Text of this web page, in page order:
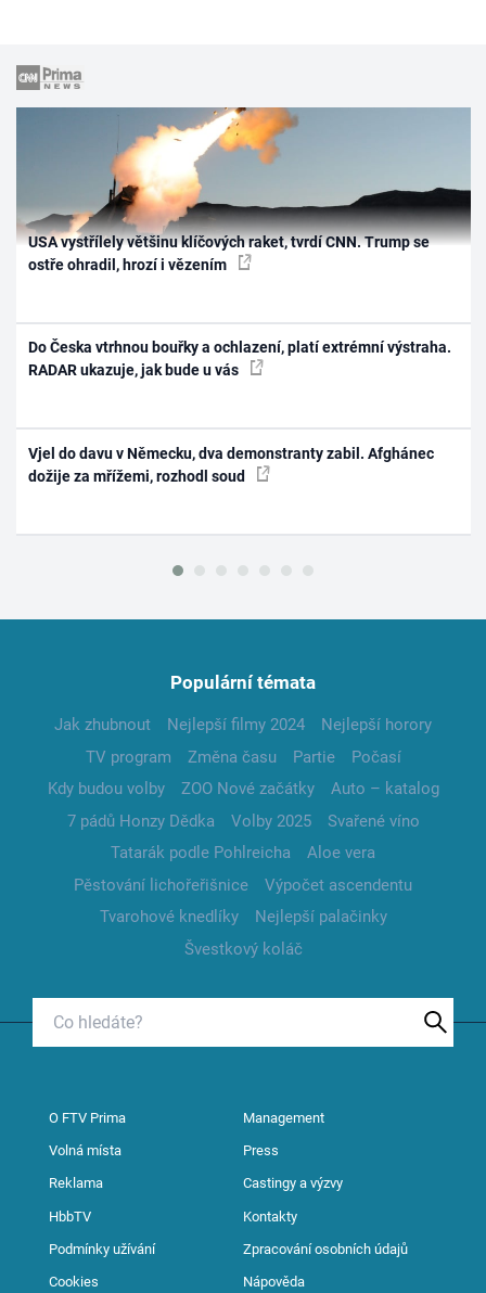
USA vystřílely většinu klíčových raket, tvrdí CNN. Trump se
ostře ohradil, hrozí i vězením
Do Česka vtrhnou bouřky a ochlazení, platí extrémní výstraha.
RADAR ukazuje, jak bude u vás
Vjel do davu v Německu, dva demonstranty zabil. Afghánec
dožije za mřížemi, rozhodl soud
Populární témata
Jak zhubnout Nejlepší filmy 2024
Nejlepší horory
TV program
Změna času Partie
Počasí
Kdy budou volby
ZOO Nové začátky
Auto – katalog
7 pádů Honzy Dědka
Volby 2025
Svařené víno
Tatarák podle Pohlreicha
Aloe vera
Pěstování lichořeřišnice
Výpočet ascendentu
Tvarohové knedlíky
Nejlepší palačinky
Švestkový koláč
O FTV Prima Management
Volná místa Press
Reklama Castingy a výzvy
HbbTV Kontakty
Podmínky užívání Zpracování osobních údajů
Cookies Nápověda